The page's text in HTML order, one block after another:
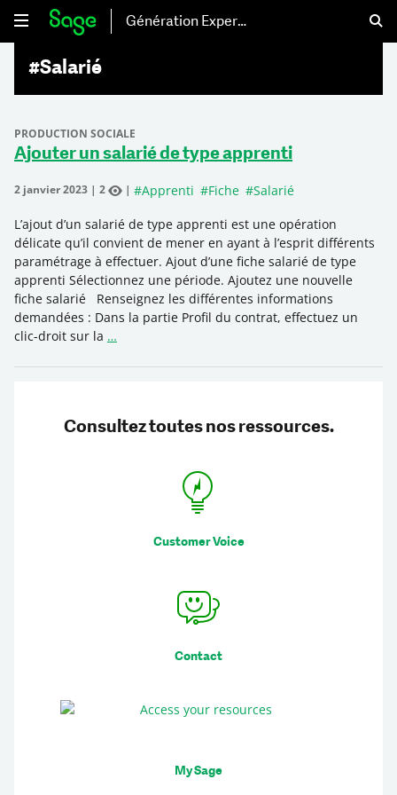
Génération Experts
#Salarié
PRODUCTION SOCIALE
Ajouter un salarié de type apprenti
2 janvier 2023 | 2 | #Apprenti #Fiche #Salarié
L’ajout d’un salarié de type apprenti est une opération
délicate qu’il convient de mener en ayant à l’esprit différents
paramétrage à effectuer. Ajout d’une fiche salarié de type
apprenti Sélectionnez une période. Ajoutez une nouvelle
fiche salarié Renseignez les différentes informations
demandées : Dans la partie Profil du contrat, effectuez un
clic-droit sur la …
Consultez toutes nos ressources.
Customer Voice
Contact
My Sage